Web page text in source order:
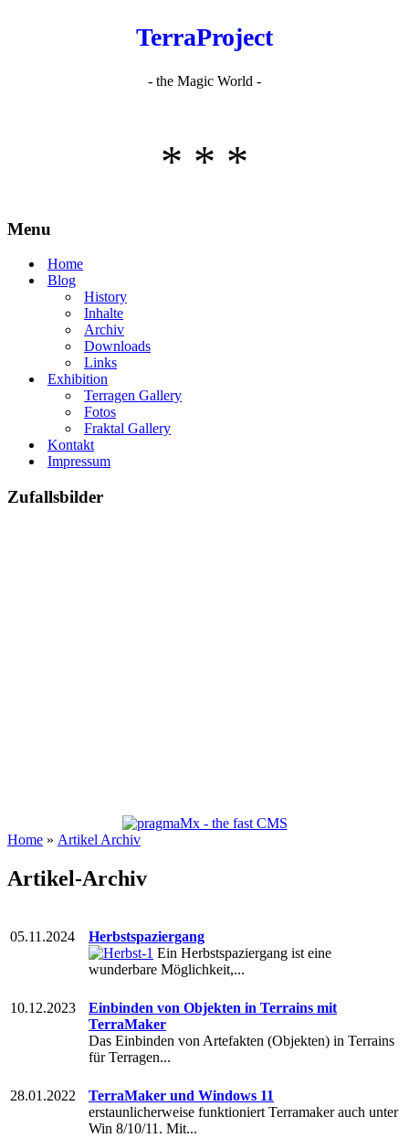
TerraProject
- the Magic World -
* * *
Menu
Home
Blog
History
Inhalte
Archiv
Downloads
Links
Exhibition
Terragen Gallery
Fotos
Fraktal Gallery
Kontakt
Impressum
Zufallsbilder
Home » Artikel Archiv
Artikel-Archiv
05.11.2024
Herbstspaziergang
Ein Herbstspaziergang ist eine
wunderbare Möglichkeit,...
10.12.2023
Einbinden von Objekten in Terrains mit
TerraMaker
Das Einbinden von Artefakten (Objekten) in Terrains
für Terragen...
28.01.2022
TerraMaker und Windows 11
erstaunlicherweise funktioniert Terramaker auch unter
Win 8/10/11. Mit...